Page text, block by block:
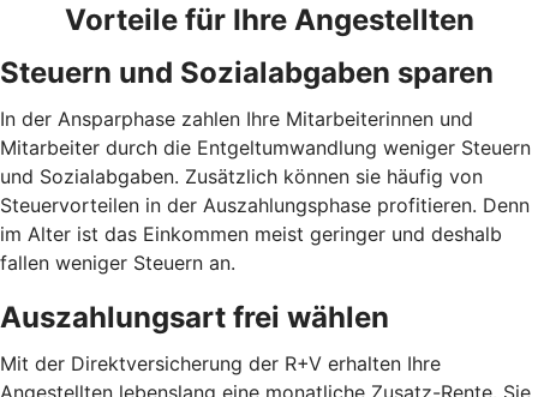
Vorteile für Ihre Angestellten
Steuern und Sozialabgaben sparen
In der Ansparphase zahlen Ihre Mitarbeiterinnen und
Mitarbeiter durch die Entgeltumwandlung weniger Steuern
und Sozialabgaben. Zusätzlich können sie häufig von
Steuervorteilen in der Auszahlungsphase profitieren. Denn
im Alter ist das Einkommen meist geringer und deshalb
fallen weniger Steuern an.
Auszahlungsart frei wählen
Mit der Direktversicherung der R+V erhalten Ihre
Angestellten lebenslang eine monatliche Zusatz-Rente. Sie